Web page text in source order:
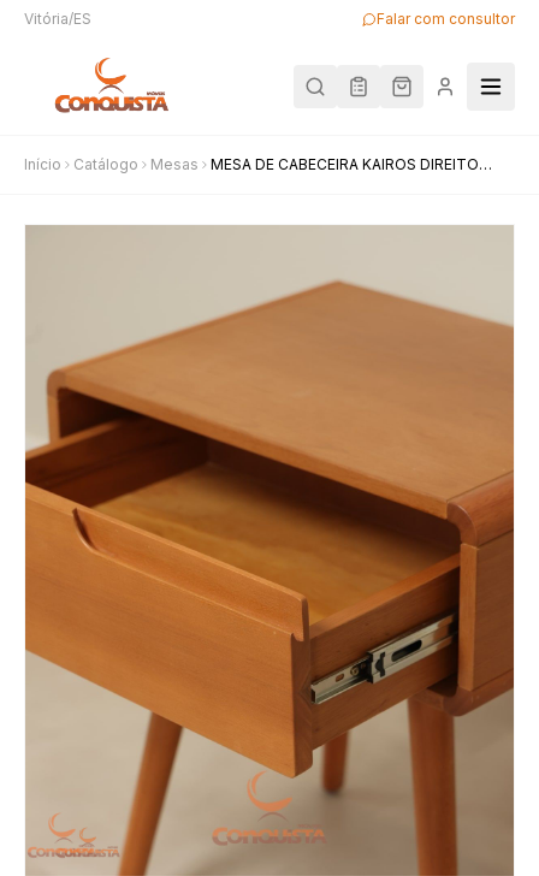
Vitória/ES Falar com consultor
Início Catálogo Mesas
MESA DE CABECEIRA KAIROS DIREITO